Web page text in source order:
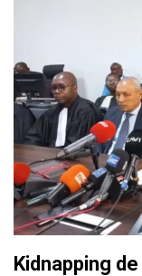
Kidnapping